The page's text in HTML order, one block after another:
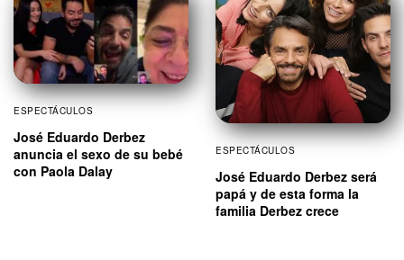
ESPECTÁCULOS
José Eduardo Derbez
anuncia el sexo de su bebé
con Paola Dalay
ESPECTÁCULOS
José Eduardo Derbez será
papá y de esta forma la
familia Derbez crece